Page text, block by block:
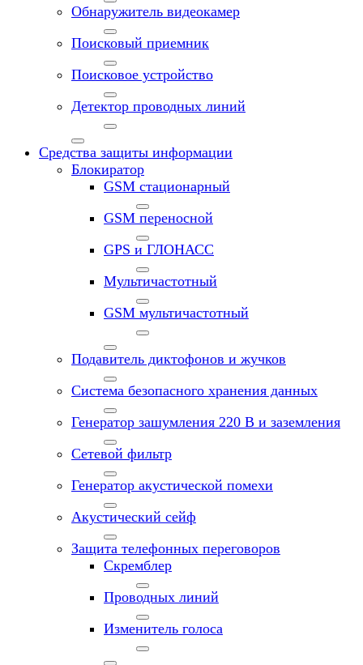
Обнаружитель видеокамер
Поисковый приемник
Поисковое устройство
Детектор проводных линий
Средства защиты информации
Блокиратор
GSM стационарный
GSM переносной
GPS и ГЛОНАСС
Мультичастотный
GSM мультичастотный
Подавитель диктофонов и жучков
Система безопасного хранения данных
Генератор зашумления 220 В и заземления
Сетевой фильтр
Генератор акустической помехи
Акустический сейф
Защита телефонных переговоров
Скремблер
Проводных линий
Изменитель голоса